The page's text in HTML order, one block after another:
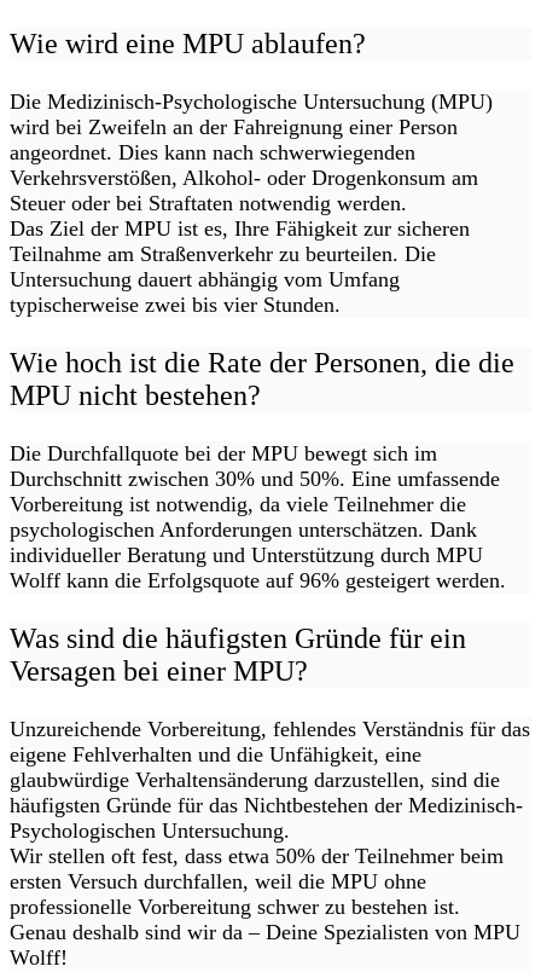
Wie wird eine MPU ablaufen?
Die Medizinisch-Psychologische Untersuchung (MPU)
wird bei Zweifeln an der Fahreignung einer Person
angeordnet. Dies kann nach schwerwiegenden
Verkehrsverstößen, Alkohol- oder Drogenkonsum am
Steuer oder bei Straftaten notwendig werden.
Das Ziel der MPU ist es, Ihre Fähigkeit zur sicheren
Teilnahme am Straßenverkehr zu beurteilen. Die
Untersuchung dauert abhängig vom Umfang
typischerweise zwei bis vier Stunden.
Wie hoch ist die Rate der Personen, die die
MPU nicht bestehen?
Die Durchfallquote bei der MPU bewegt sich im
Durchschnitt zwischen 30% und 50%. Eine umfassende
Vorbereitung ist notwendig, da viele Teilnehmer die
psychologischen Anforderungen unterschätzen. Dank
individueller Beratung und Unterstützung durch MPU
Wolff kann die Erfolgsquote auf 96% gesteigert werden.
Was sind die häufigsten Gründe für ein
Versagen bei einer MPU?
Unzureichende Vorbereitung, fehlendes Verständnis für das
eigene Fehlverhalten und die Unfähigkeit, eine
glaubwürdige Verhaltensänderung darzustellen, sind die
häufigsten Gründe für das Nichtbestehen der Medizinisch-
Psychologischen Untersuchung.
Wir stellen oft fest, dass etwa 50% der Teilnehmer beim
ersten Versuch durchfallen, weil die MPU ohne
professionelle Vorbereitung schwer zu bestehen ist.
Genau deshalb sind wir da – Deine Spezialisten von MPU
Wolff!